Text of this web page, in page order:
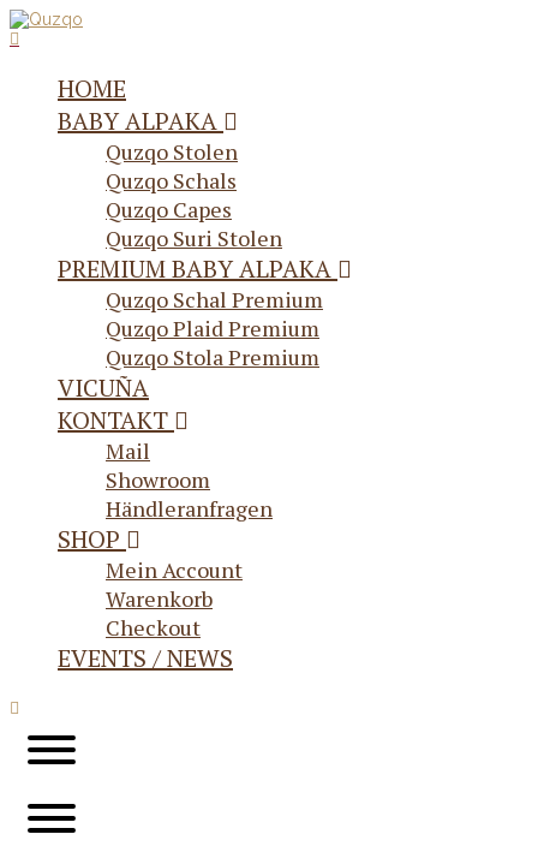
HOME
BABY ALPAKA
Quzqo Stolen
Quzqo Schals
Quzqo Capes
Quzqo Suri Stolen
PREMIUM BABY ALPAKA
Quzqo Schal Premium
Quzqo Plaid Premium
Quzqo Stola Premium
VICUÑA
KONTAKT
Mail
Showroom
Händleranfragen
SHOP
Mein Account
Warenkorb
Checkout
EVENTS / NEWS